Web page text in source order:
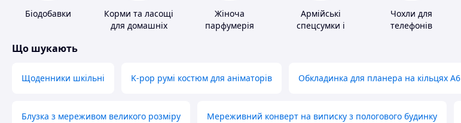
Біодобавки
Корми та ласощі
для домашніх
Жіноча
парфумерія
Армійські
спецсумки і
Чохли для
телефонів
Що шукають
Щоденники шкільні K-pop румі костюм для аніматорів Обкладинка для планера на кільцях А6
Блузка з мереживом великого розміру Мереживний конверт на виписку з пологового будинку